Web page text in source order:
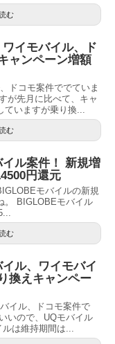
む
イモバイル、ド
ャンペーン増額
ドコモ案件ででていま
が先月に比べて、キャ
ていますが乗り換...
む
ル案件！ 新規増
円還元
モバイルの新規
。 BIGLOBEモバイル
む
ル、ワイモバイ
換えキャンペー
イル、ドコモ案件で
いので、UQモバイル
ルは維持期間は...